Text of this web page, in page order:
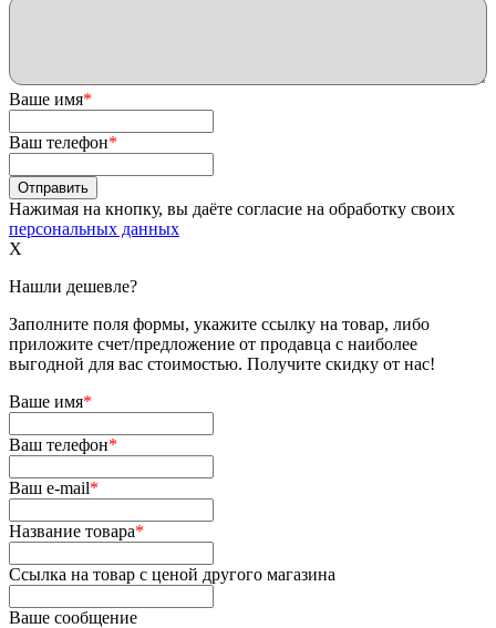
Ваше имя*
Ваш телефон*
Нажимая на кнопку, вы даёте согласие на обработку своих
персональных данных
X
Нашли дешевле?
Заполните поля формы, укажите ссылку на товар, либо
приложите счет/предложение от продавца с наиболее
выгодной для вас стоимостью. Получите скидку от нас!
Ваше имя*
Ваш телефон*
Ваш e-mail*
Название товара*
Ссылка на товар с ценой другого магазина
Ваше сообщение